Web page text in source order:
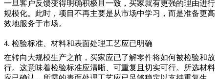
一旦客户反馈变得明确积极且一致，买家就有更强的理由进行
规模化。此时，项目不再主要是从市场中学习，而是准备更高
效地服务于市场。
4. 检验标准、材料和表面处理工艺应已明确
在转向大规模生产之前，买家应已了解零件将如何被检验和放
行。这意味着检验标准应清晰、可重复且切实可行。所选材料